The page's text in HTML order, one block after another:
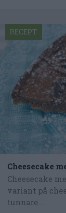
Cheesecake
Cheesecake
variant på
tunnare...
RECEPT